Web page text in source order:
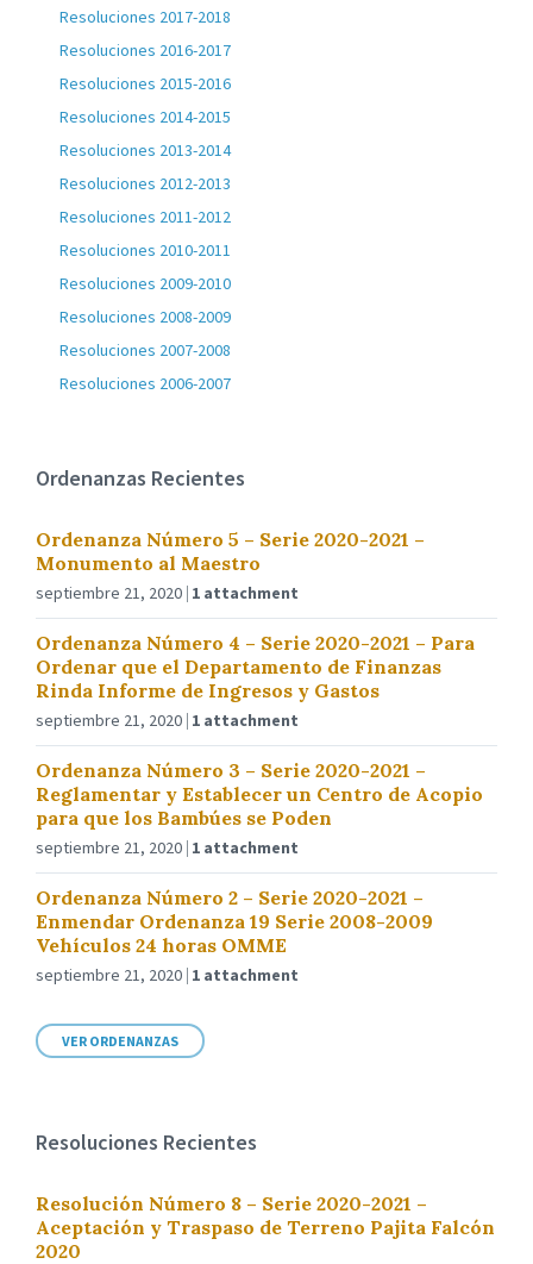
Resoluciones 2017-2018
Resoluciones 2016-2017
Resoluciones 2015-2016
Resoluciones 2014-2015
Resoluciones 2013-2014
Resoluciones 2012-2013
Resoluciones 2011-2012
Resoluciones 2010-2011
Resoluciones 2009-2010
Resoluciones 2008-2009
Resoluciones 2007-2008
Resoluciones 2006-2007
Ordenanzas Recientes
Ordenanza Número 5 – Serie 2020-2021 –
Monumento al Maestro
septiembre 21, 2020 1 attachment
Ordenanza Número 4 – Serie 2020-2021 – Para
Ordenar que el Departamento de Finanzas
Rinda Informe de Ingresos y Gastos
septiembre 21, 2020 1 attachment
Ordenanza Número 3 – Serie 2020-2021 –
Reglamentar y Establecer un Centro de Acopio
para que los Bambúes se Poden
septiembre 21, 2020 1 attachment
Ordenanza Número 2 – Serie 2020-2021 –
Enmendar Ordenanza 19 Serie 2008-2009
Vehículos 24 horas OMME
septiembre 21, 2020 1 attachment
VER ORDENANZAS
Resoluciones Recientes
Resolución Número 8 – Serie 2020-2021 –
Aceptación y Traspaso de Terreno Pajita Falcón
2020